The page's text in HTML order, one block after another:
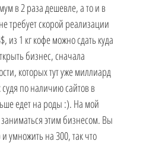
в 2 раза дешевле, а то и в
требует скорой реализации
из 1 кг кофе можно сдать куда
бизнес, сначала
которых тут уже миллиард
по наличию сайтов в
едет на роды :). На мой
этим бизнесом. Вы
умножить на 300, так что